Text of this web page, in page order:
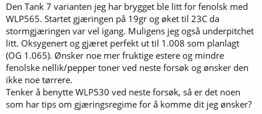
Den Tank 7 varianten jeg har brygget ble litt for fenolsk med
WLP565. Startet gjæringen på 19gr og øket til 23C da
stormgjæringen var vel igang. Muligens jeg også underpitchet
litt. Oksygenert og gjæret perfekt ut til 1.008 som planlagt
(OG 1.065). Ønsker noe mer fruktige estere og mindre
fenolske nellik/pepper toner ved neste forsøk og ønsker den
ikke noe tørrere.
Tenker å benytte WLP530 ved neste forsøk, så er det noen
som har tips om gjæringsregime for å komme dit jeg ønsker?